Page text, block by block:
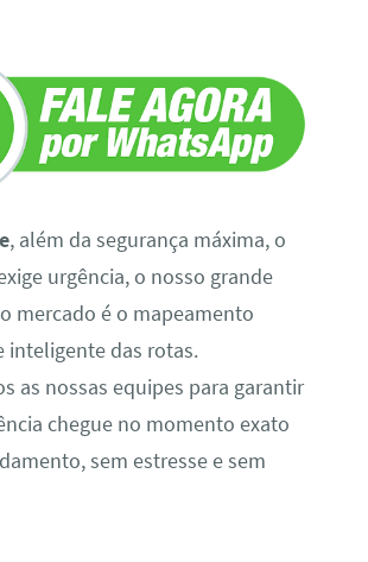
, além da segurança máxima, o
urgência, o nosso grande
mercado é o mapeamento
inteligente das rotas.
as nossas equipes para garantir
chegue no momento exato
sem estresse e sem